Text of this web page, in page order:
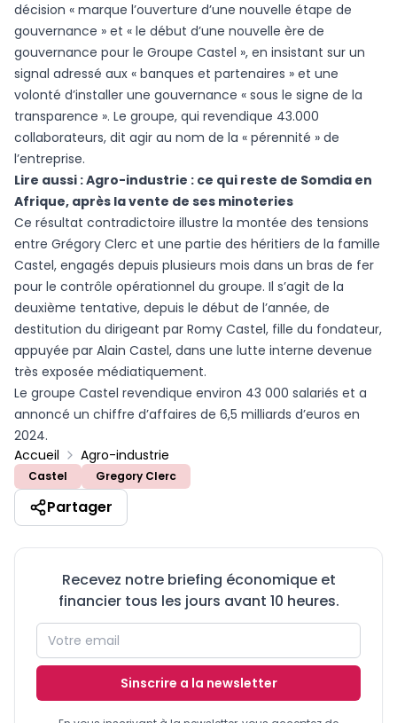
décision « marque l’ouverture d’une nouvelle étape de
gouvernance » et « le début d’une nouvelle ère de
gouvernance pour le Groupe Castel », en insistant sur un
signal adressé aux « banques et partenaires » et une
volonté d’installer une gouvernance « sous le signe de la
transparence ». Le groupe, qui revendique 43.000
collaborateurs, dit agir au nom de la « pérennité » de
l’entreprise.
Lire aussi :Agro-industrie : ce qui reste de Somdia en
Afrique, après la vente de ses minoteries
Ce résultat contradictoire illustre la montée des tensions
entre Grégory Clerc et une partie des héritiers de la famille
Castel, engagés depuis plusieurs mois dans un bras de fer
pour le contrôle opérationnel du groupe. Il s’agit de la
deuxième tentative, depuis le début de l’année, de
destitution du dirigeant par Romy Castel, fille du fondateur,
appuyée par Alain Castel, dans une lutte interne devenue
très exposée médiatiquement.
Le groupe Castel revendique environ 43 000 salariés et a
annoncé un chiffre d’affaires de 6,5 milliards d’euros en
2024.
Accueil
Agro-industrie
Castel Gregory Clerc
Partager
Recevez notre briefing économique et
financier tous les jours avant 10 heures.
Sinscrire a la newsletter